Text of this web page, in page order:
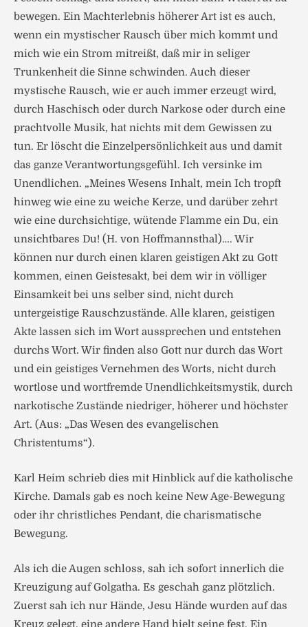
bewegen. Ein Machterlebnis höherer Art ist es auch,
wenn ein mystischer Rausch über mich kommt und
mich wie ein Strom mitreißt, daß mir in seliger
Trunkenheit die Sinne schwinden. Auch dieser
mystische Rausch, wie er auch immer erzeugt wird,
durch Haschisch oder durch Narkose oder durch eine
prachtvolle Musik, hat nichts mit dem Gewissen zu
tun. Er löscht die Einzelpersönlichkeit aus und damit
das ganze Verantwortungsgefühl. Ich versinke im
Unendlichen. „Meines Wesens Inhalt, mein Ich tropft
hinweg wie eine zu weiche Kerze, und darüber zehrt
wie eine durchsichtige, wütende Flamme ein Du, ein
unsichtbares Du! (H. von Hoffmannsthal)…. Wir
können nur durch einen klaren geistigen Akt zu Gott
kommen, einen Geistesakt, bei dem wir in völliger
Einsamkeit bei uns selber sind, nicht durch
untergeistige Rauschzustände. Alle klaren, geistigen
Akte lassen sich im Wort aussprechen und entstehen
durchs Wort. Wir finden also Gott nur durch das Wort
und ein geistiges Vernehmen des Worts, nicht durch
wortlose und wortfremde Unendlichkeitsmystik, durch
narkotische Zustände niedriger, höherer und höchster
Art. (Aus: „Das Wesen des evangelischen
Christentums“).
Karl Heim schrieb dies mit Hinblick auf die katholische
Kirche. Damals gab es noch keine New Age-Bewegung
oder ihr christliches Pendant, die charismatische
Bewegung.
Als ich die Augen schloss, sah ich sofort innerlich die
Kreuzigung auf Golgatha. Es geschah ganz plötzlich.
Zuerst sah ich nur Hände, Jesu Hände wurden auf das
Kreuz gelegt, eine andere Hand hielt seine fest. Ein